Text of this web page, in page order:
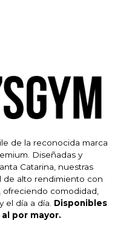
de la reconocida marca
Diseñadas y
Catarina, nuestras
de alto rendimiento con
comodidad,
el día a día. Disponibles
por mayor.